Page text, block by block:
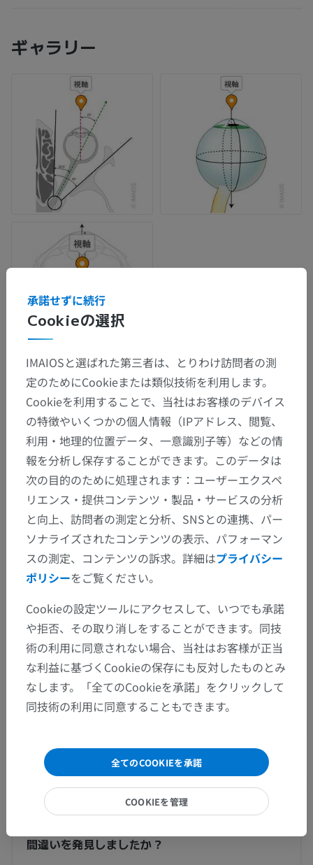
ギャラリー
解剖学的階層
人体解剖学2
人体解剖学1
系統解剖> 感覚器> 眼および関係構造> 眼球>
視軸
下位構造：この解剖学的部位には下位構造がありま
せん
人体神経解剖学
間違いを発見しましたか？
Cookieの選択
承諾せずに続行
IMAIOSと選ばれた第三者は、とりわけ訪問者の測
定のためにCookieまたは類似技術を利用します。
Cookieを利用することで、当社はお客様のデバイス
の特徴やいくつかの個人情報（IPアドレス、閲覧、
利用・地理的位置データ、一意識別子等）などの情
報を分析し保存することができます。このデータは
次の目的のために処理されます：ユーザーエクスペ
リエンス・提供コンテンツ・製品・サービスの分析
と向上、訪問者の測定と分析、SNSとの連携、パー
ソナライズされたコンテンツの表示、パフォーマン
スの測定、コンテンツの訴求。詳細はプライバシー
ポリシーをご覧ください。
Cookieの設定ツールにアクセスして、いつでも承諾
や拒否、その取り消しをすることができます。同技
術の利用に同意されない場合、当社はお客様が正当
な利益に基づくCookieの保存にも反対したものとみ
なします。「全てのCookieを承諾」をクリックして
同技術の利用に同意することもできます。
全てのCOOKIEを承諾
COOKIEを管理